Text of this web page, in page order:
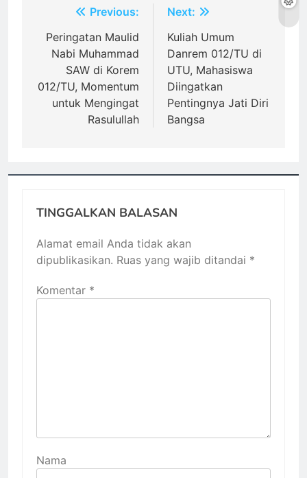
Navigasi
pos
Previous:
Peringatan Maulid
Nabi Muhammad
SAW di Korem
012/TU, Momentum
untuk Mengingat
Rasulullah
Next:
Kuliah Umum
Danrem 012/TU di
UTU, Mahasiswa
Diingatkan
Pentingnya Jati Diri
Bangsa
TINGGALKAN BALASAN
Alamat email Anda tidak akan
dipublikasikan. Ruas yang wajib ditandai *
Komentar *
Nama